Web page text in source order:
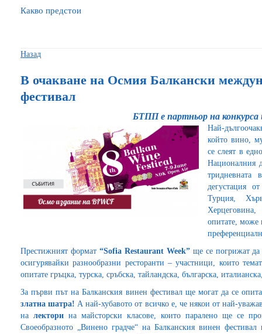
Какво предстои
Назад
В очакване на Осмия Балкански
фестивал
БТПП е партньор на конкурса
Най-
който вино,
се слеят в
Националния
дегустация
Турция,
опитате, може
Престижният формат “Sofia Restaurant Week”ще се погрижат да
осигурявайки разнообразни ресторанти – участници, които
опитате гръцка, турска, сръбска, тайландска, българска,
За първи път на Балканския винен фестивал ще могат да се
златна шатра! А най-хубавото от всичко е, че някои от най-
на лектори на майсторски класове, които паралено ще се
Своеобразното „Винено градче“ на Балканския винен